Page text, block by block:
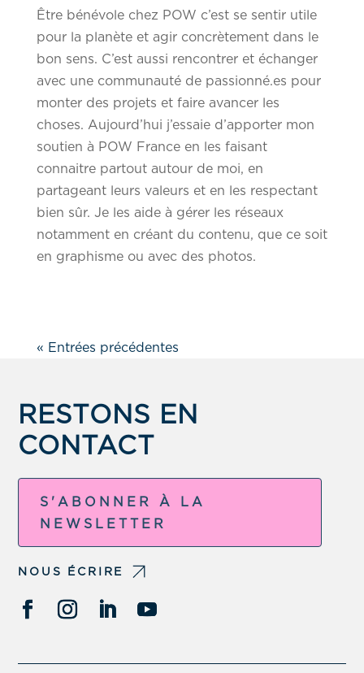
Être bénévole chez POW c’est se sentir utile
pour la planète et agir concrètement dans le
bon sens. C’est aussi rencontrer et échanger
avec une communauté de passionné.es pour
monter des projets et faire avancer les
choses. Aujourd’hui j’essaie d’apporter mon
soutien à POW France en les faisant
connaitre partout autour de moi, en
partageant leurs valeurs et en les respectant
bien sûr. Je les aide à gérer les réseaux
notamment en créant du contenu, que ce soit
en graphisme ou avec des photos.
« Entrées précédentes
RESTONS EN
CONTACT
S'ABONNER À LA
NEWSLETTER
NOUS ÉCRIRE